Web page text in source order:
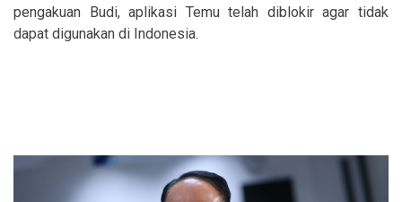
pengakuan Budi, aplikasi Temu telah diblokir agar tidak
dapat digunakan di Indonesia.